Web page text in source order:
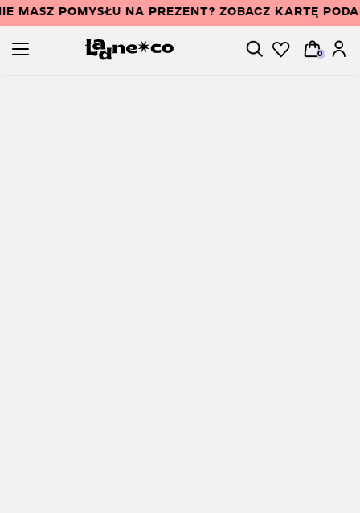
MASZ POMYSŁU NA PREZENT? ZOBACZ KARTĘ
0